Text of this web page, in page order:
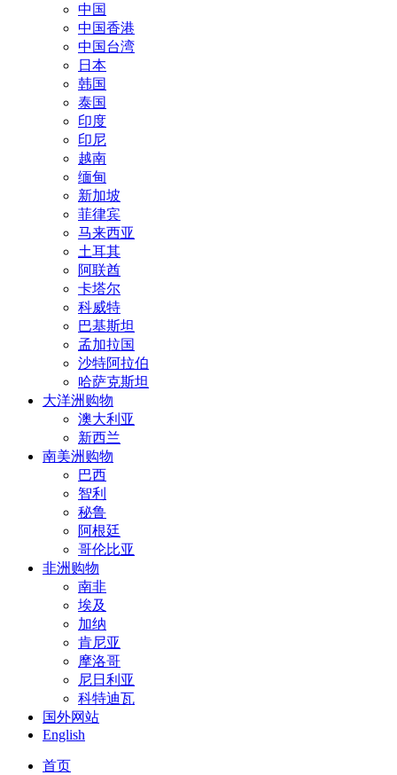
中国
中国香港
中国台湾
日本
韩国
泰国
印度
印尼
越南
缅甸
新加坡
菲律宾
马来西亚
土耳其
阿联酋
卡塔尔
科威特
巴基斯坦
孟加拉国
沙特阿拉伯
哈萨克斯坦
大洋洲购物
澳大利亚
新西兰
南美洲购物
巴西
智利
秘鲁
阿根廷
哥伦比亚
非洲购物
南非
埃及
加纳
肯尼亚
摩洛哥
尼日利亚
科特迪瓦
国外网站
English
首页